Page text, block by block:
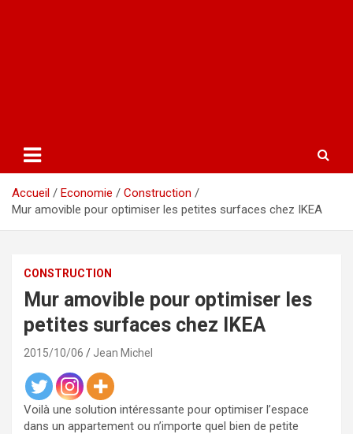
Accueil Economie
Construction
Mur amovible pour optimiser les petites surfaces chez IKEA
CONSTRUCTION
Mur amovible pour optimiser les
petites surfaces chez IKEA
2015/10/06 Jean Michel
Voilà une solution intéressante pour optimiser l’espace
dans un appartement ou n’importe quel bien de petite